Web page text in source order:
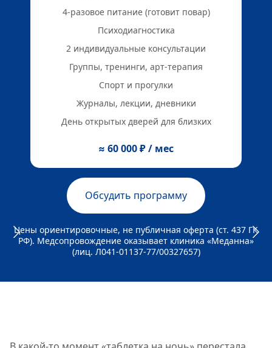
4-разовое питание (готовит повар)
Психодиагностика
2 индивидуальные консультации
Группы, тренинги, арт-терапия
Спорт и прогулки
Журналы, лекции, дневники
День открытых дверей для близких
≈ 60 000 ₽ / мес
Обсудить программу
Цены ориентировочные, не публичная оферта (ст. 437 ГК
РФ). Медсопровождение оказывает клиника «Меданна»
(лиц. Л041-01137-77/00327657)